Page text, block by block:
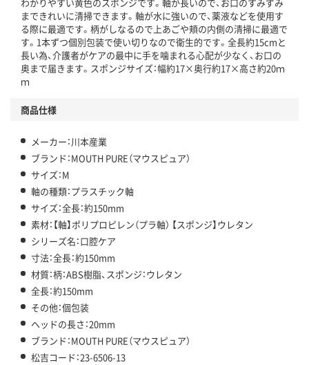
まできれいに清掃できます。軸が水に強いので、薬液などを使用す
る際に最適です。柄がしなるので上あごや頬の内側の清掃に最適で
す。1本ずつ個別包装で使い切りなので衛生的です。全長約15cmと
長い為、介護者がケアの最中に手を噛まれる心配が少なく、お口の
奥まで届きます。スポンジサイズ：幅約17×奥行約17×高さ約20ｍ
ｍ
商品仕様
メーカー：川本産業
ブランド：MOUTH PURE（マウスピュア）
サイズ：M
軸の種類：プラスチック軸
サイズ：全長：約150mm
素材：【軸】ポリプロピレン（プラ軸） 【スポンジ】ウレタン
シリーズ名：口腔ケア
寸法：全長：約150mm
材質：柄：ABS樹脂、スポンジ：ウレタン
全長：約150mm
その他：個包装
ヘッドの長さ：20mm
ブランド：MOUTH PURE（マウスピュア）
松吉コード：23-6506-13